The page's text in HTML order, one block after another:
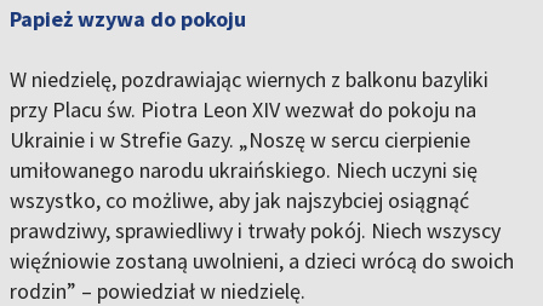
Papież wzywa do pokoju
W niedzielę, pozdrawiając wiernych z balkonu bazyliki
przy Placu św. Piotra Leon XIV wezwał do pokoju na
Ukrainie i w Strefie Gazy. „Noszę w sercu cierpienie
umiłowanego narodu ukraińskiego. Niech uczyni się
wszystko, co możliwe, aby jak najszybciej osiągnąć
prawdziwy, sprawiedliwy i trwały pokój. Niech wszyscy
więźniowie zostaną uwolnieni, a dzieci wrócą do swoich
rodzin” – powiedział w niedzielę.